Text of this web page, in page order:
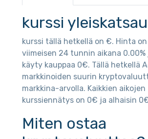
kurssi
kurssi tällä hetkellä on €. Hinta
viimeisen 24 tunnin aikana 0.00%
käyty kauppaa 0€. Tällä hetkellä
markkinoiden suurin
markkina-arvolla. Kaikkien aikojen
kurssiennätys on 0€ ja alhaisin
Miten ostaa